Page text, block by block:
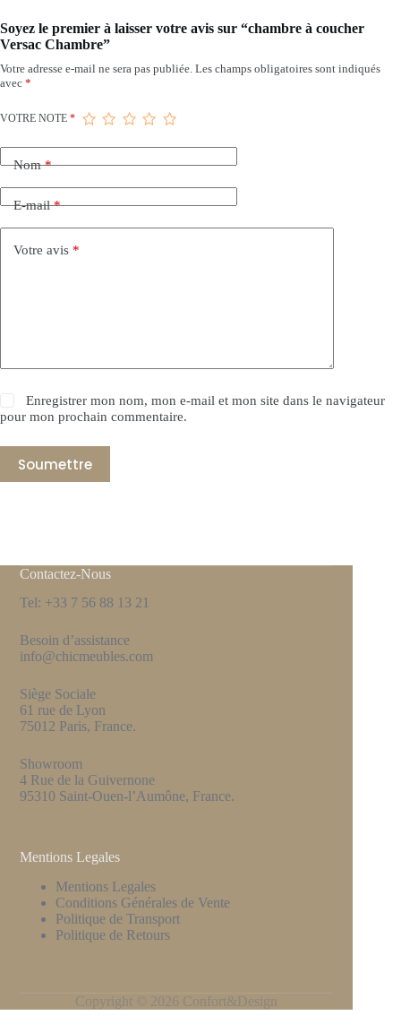
Soyez le premier à laisser votre avis sur “chambre à coucher
Versac Chambre”
Votre adresse e-mail ne sera pas publiée. Les champs obligatoires sont indiqués
avec *
VOTRE NOTE *
Nom*
E-mail*
Votre avis *
Enregistrer mon nom, mon e-mail et mon site dans le navigateur
pour mon prochain commentaire.
Soumettre
Contactez-Nous
Tel: +33 7 56 88 13 21
Besoin d’assistance
info@chicmeubles.com
Siège Sociale
61 rue de Lyon
75012 Paris, France.
Showroom
4 Rue de la Guivernone
95310 Saint-Ouen-l’Aumône, France.
Mentions Legales
Mentions Legales
Conditions Générales de Vente
Politique de Transport
Politique de Retours
Copyright © 2026 Confort&Design